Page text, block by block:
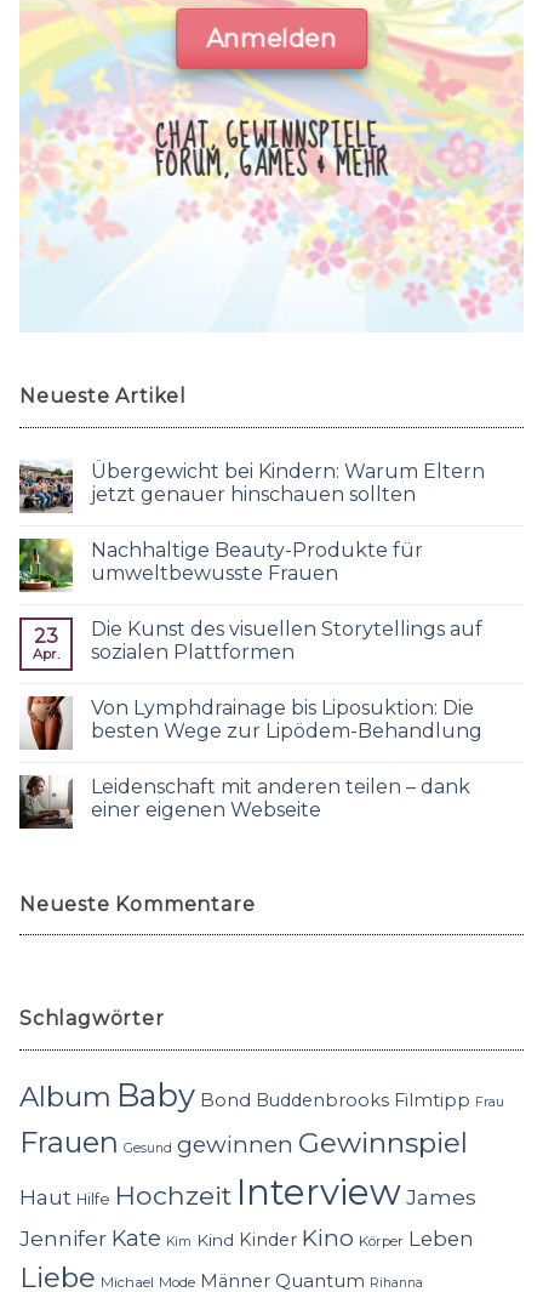
Anmelden
CHAT, GEWINNSPIELE,
FORUM, GAMES & MEHR
Neueste Artikel
Übergewicht bei Kindern: Warum Eltern
jetzt genauer hinschauen sollten
Nachhaltige Beauty-Produkte für
umweltbewusste Frauen
23
Apr.
Die Kunst des visuellen Storytellings auf
sozialen Plattformen
Von Lymphdrainage bis Liposuktion: Die
besten Wege zur Lipödem-Behandlung
Leidenschaft mit anderen teilen – dank
einer eigenen Webseite
Neueste Kommentare
Schlagwörter
Album Baby Bond Buddenbrooks Filmtipp Frau
Frauen Gesund gewinnen Gewinnspiel
Haut Hilfe Hochzeit InterviewJames
Jennifer Kate Kim Kind Kinder Kino Körper Leben
Liebe Michael Mode Männer Quantum Rihanna